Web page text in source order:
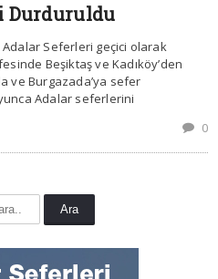
Durduruldu
Adalar Seferleri geçici olarak
Beşiktaş ve Kadıköy’den
ve Burgazada’ya sefer
Adalar seferlerini
0